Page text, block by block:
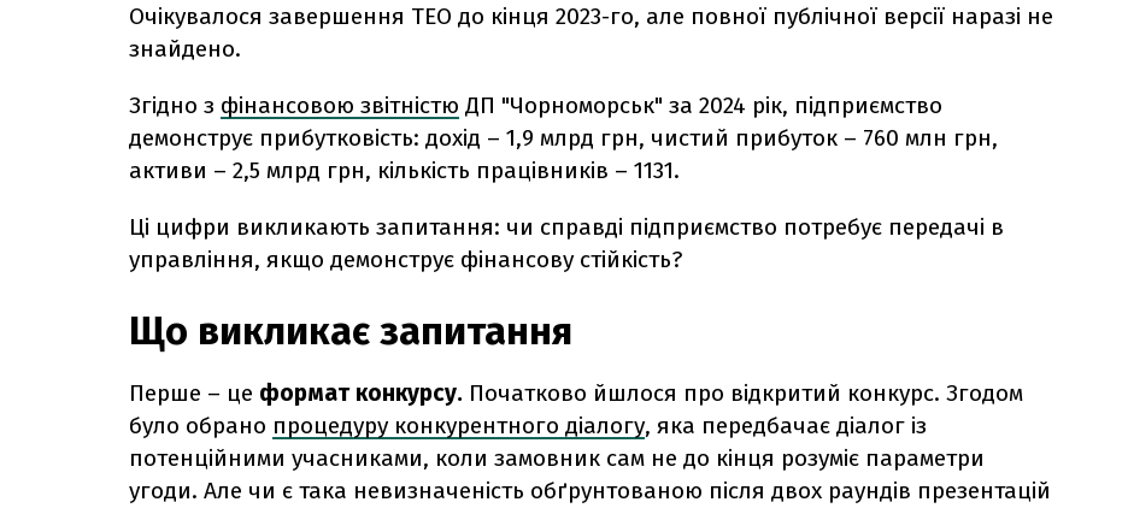
Очікувалося завершення ТЕО до кінця 2023-го, але повної публічної версії наразі не
знайдено.
Згідно з фінансовою звітністю ДП "Чорноморськ" за 2024 рік, підприємство
демонструє прибутковість: дохід – 1,9 млрд грн, чистий прибуток – 760 млн грн,
активи – 2,5 млрд грн, кількість працівників – 1131.
Ці цифри викликають запитання: чи справді підприємство потребує передачі в
управління, якщо демонструє фінансову стійкість?
Що викликає запитання
Перше – це формат конкурсу. Початково йшлося про відкритий конкурс. Згодом
було обрано процедуру конкурентного діалогу, яка передбачає діалог із
потенційними учасниками, коли замовник сам не до кінця розуміє параметри
угоди. Але чи є така невизначеність обґрунтованою після двох раундів презентацій